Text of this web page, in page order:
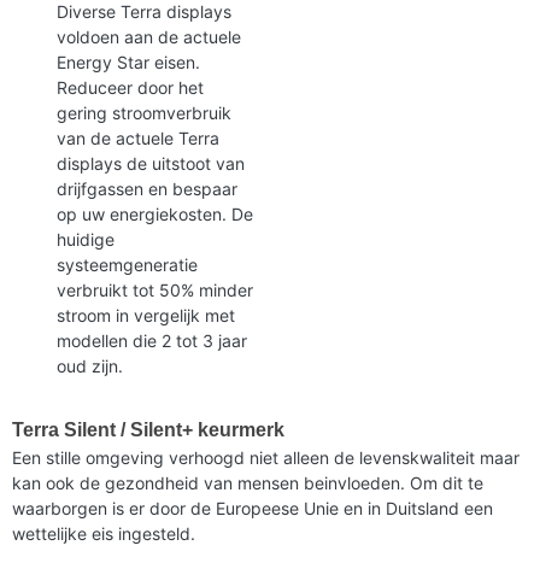
Diverse Terra displays
voldoen aan de actuele
Energy Star eisen.
Reduceer door het
gering stroomverbruik
van de actuele Terra
displays de uitstoot van
drijfgassen en bespaar
op uw energiekosten. De
huidige
systeemgeneratie
verbruikt tot 50% minder
stroom in vergelijk met
modellen die 2 tot 3 jaar
oud zijn.
Terra Silent / Silent+ keurmerk
Een stille omgeving verhoogd niet alleen de levenskwaliteit maar
kan ook de gezondheid van mensen beinvloeden. Om dit te
waarborgen is er door de Europeese Unie en in Duitsland een
wettelijke eis ingesteld.